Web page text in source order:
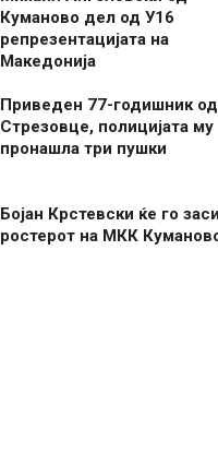
Куманово дел од У16
репрезентацијата на
Македонија
Приведен 77-годишник од
Стрезовце, полицијата му
пронашла три пушки
Бојан Крстевски ќе го
ростерот на МКК